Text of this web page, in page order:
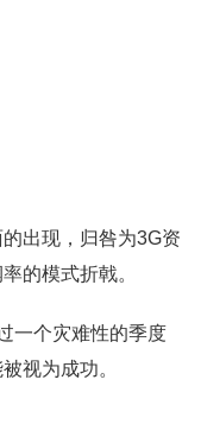
出现，归咎为3G资
的模式折戟。
一个灾难性的季度
视为成功。